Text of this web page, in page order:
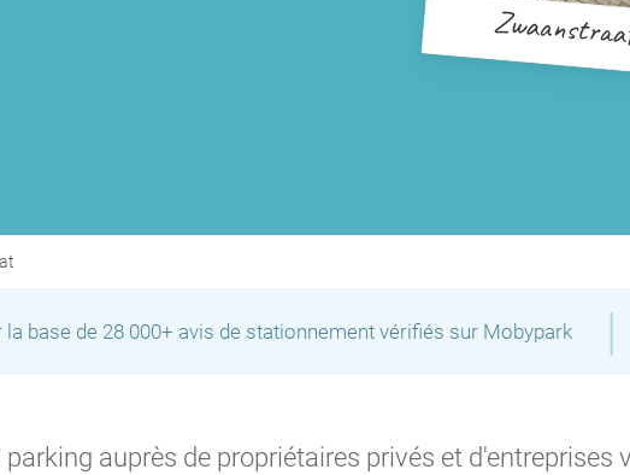
la base de 28 000+ avis de stationnement vérifiés sur Mobypark |
parking auprès de propriétaires privés et d'entreprises